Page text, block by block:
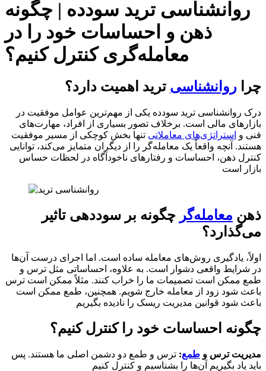
روانشناسی ترید سودده | چگونه
ذهن و احساسات خود را در
معامله‌گری کنترل کنیم؟
چرا روانشناسی ترید اهمیت دارد؟
درک روانشناسی ترید سودده یکی از مهم‌ترین عوامل موفقیت در
بازارهای مالی است. برخلاف تصور بسیاری از افراد، مهارت‌های
فنی و استراتژی‌های معاملاتی تنها بخش کوچکی از مسیر موفقیت
هستند. آنچه واقعاً یک معامله‌گر را از دیگران متمایز می‌کند، توانایی
کنترل ذهن، احساسات و رفتارهای ناخودآگاه در لحظات حساس
بازار است
ذهن معامله‌گر چگونه بر سوددهی تاثیر
می‌گذارد؟
اولاً، یادگیری روش‌های معامله ساده است. اما اجرای درست آن‌ها
در شرایط واقعی دشوار است. به علاوه، احساساتی مثل ترس و
طمع ممکن است تصمیمات ما را خراب کنند. مثلاً ممکن است ترس
باعث شود زود از معامله خارج شویم. همچنین، طمع ممکن است
باعث شود قوانین مدیریت ریسک را نادیده بگیریم
چگونه احساسات خود را کنترل کنیم؟
مدیریت ترس و طمع: ترس و طمع دو دشمن اصلی ما هستند. پس
باید یاد بگیریم آن‌ها را بشناسیم و کنترل کنیم